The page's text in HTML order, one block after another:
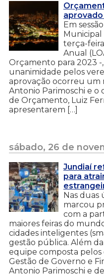
aprovado
Em
Municipal
terça-
Anual
Orçamento para 2023 -
unanimidade pelos
aprovação ocorreu um
Antonio Parimoschi e
de Orçamento, Luiz
apresentarem […]
sábado, 26 de
Jundiaí
para
Nas duas
marcou
com a
maiores feiras do
cidades inteligentes
gestão pública. Além
equipe composta pelos
Gestão de Governo e
Antonio Parimoschi e